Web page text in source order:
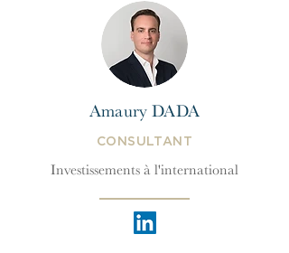
Amaury DADA
CONSULTANT
Investissements à l'international